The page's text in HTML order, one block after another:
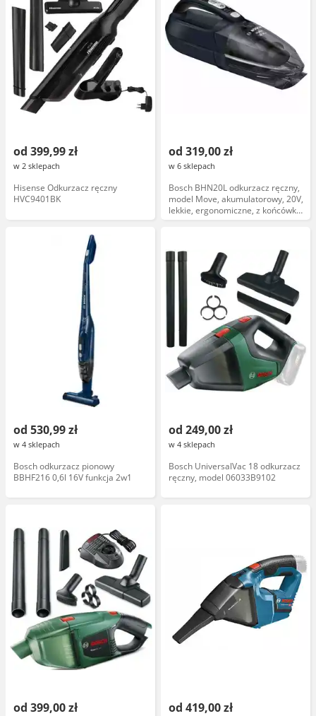
od 399,99 zł
w 2 sklepach
Hisense Odkurzacz ręczny
HVC9401BK
od 319,00 zł
w 6 sklepach
Bosch BHN20L odkurzacz ręczny,
model Move, akumulatorowy, 20V,
lekkie, ergonomiczne, z końcówką
do tapicerki
od 530,99 zł
w 4 sklepach
Bosch odkurzacz pionowy
BBHF216 0,6l 16V funkcja 2w1
od 249,00 zł
w 4 sklepach
Bosch UniversalVac 18 odkurzacz
ręczny, model 06033B9102
od 399,00 zł od 419,00 zł